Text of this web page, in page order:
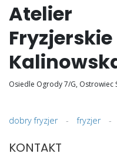
Atelier
Fryzjerskie
Osiedle Ogrody 7/G, Ostrowiec
dobry fryzjer - fryzjer -
KONTAKT